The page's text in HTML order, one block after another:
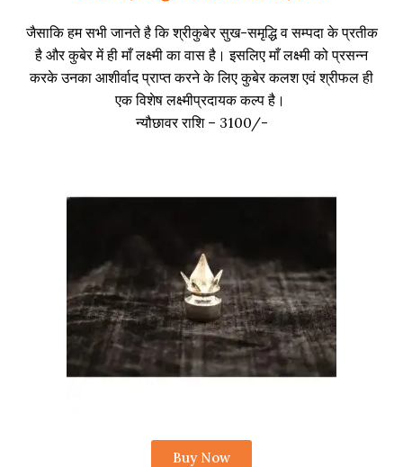
जैसाकि हम सभी जानते है कि श्रीकुबेर सुख-समृद्धि व सम्पदा के प्रतीक
है और कुबेर में ही माँ लक्ष्मी का वास है। इसलिए माँ लक्ष्मी को प्रसन्न
करके उनका आशीर्वाद प्राप्त करने के लिए कुबेर कलश एवं श्रीफल ही
एक विशेष लक्ष्मीप्रदायक कल्प है।
न्यौछावर राशि – 3100/-
Buy Now